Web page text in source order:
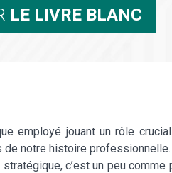
LE LIVRE BLANC
employé jouant un rôle
de notre histoire professionnelle.
c’est un peu